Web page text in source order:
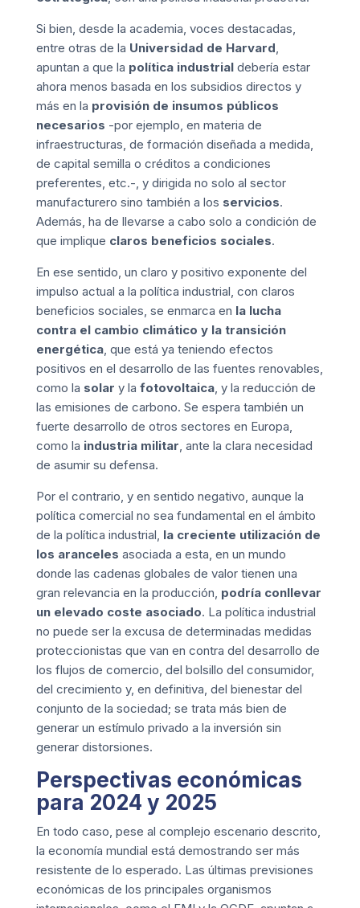
Si bien, desde la academia, voces destacadas,
entre otras de la Universidad de Harvard,
apuntan a que la política industrialdebería estar
ahora menos basada en los subsidios directos y
más en la provisión de insumos públicos
necesarios -por ejemplo, en materia de
infraestructuras, de formación diseñada a medida,
de capital semilla o créditos a condiciones
preferentes, etc.-, y dirigida no solo al sector
manufacturero sino también a los servicios.
Además, ha de llevarse a cabo solo a condición de
que implique claros beneficios sociales.
En ese sentido, un claro y positivo exponente del
impulso actual a la política industrial, con claros
beneficios sociales, se enmarca en la lucha
contra el cambio climático y la transición
energética, que está ya teniendo efectos
positivos en el desarrollo de las fuentes renovables,
como la solar y la fotovoltaica, y la reducción de
las emisiones de carbono. Se espera también un
fuerte desarrollo de otros sectores en Europa,
como la industria militar, ante la clara necesidad
de asumir su defensa.
Por el contrario, y en sentido negativo, aunque la
política comercial no sea fundamental en el ámbito
de la política industrial, la creciente utilización de
los aranceles asociada a esta, en un mundo
donde las cadenas globales de valor tienen una
gran relevancia en la producción, podría conllevar
un elevado coste asociado. La política industrial
no puede ser la excusa de determinadas medidas
proteccionistas que van en contra del desarrollo de
los flujos de comercio, del bolsillo del consumidor,
del crecimiento y, en definitiva, del bienestar del
conjunto de la sociedad; se trata más bien de
generar un estímulo privado a la inversión sin
generar distorsiones.
Perspectivas económicas
para 2024 y 2025
En todo caso, pese al complejo escenario descrito,
la economía mundial está demostrando ser más
resistente de lo esperado. Las últimas previsiones
económicas de los principales organismos